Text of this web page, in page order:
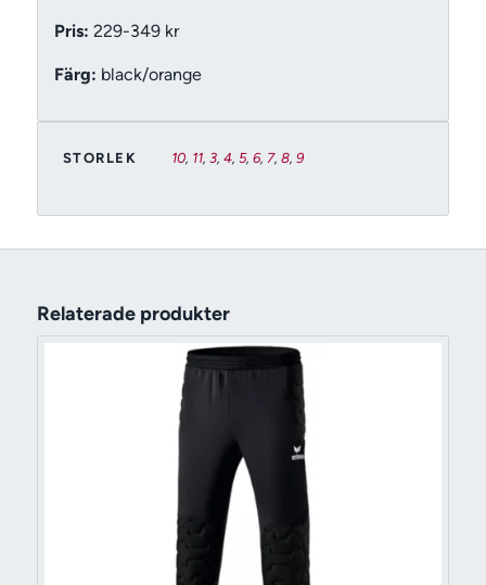
Pris: 229-349 kr
Färg: black/orange
STORLEK 10, 11, 3, 4, 5, 6, 7, 8, 9
Relaterade produkter